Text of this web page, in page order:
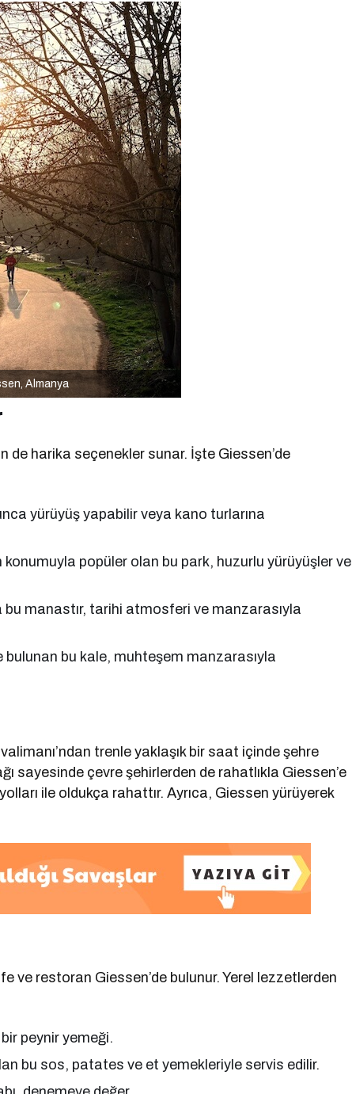
Almanya
de harika seçenekler sunar. İşte Giessen’de
yürüyüş yapabilir veya kano turlarına
konumuyla popüler olan bu park, huzurlu yürüyüşler ve
bu manastır, tarihi atmosferi ve manzarasıyla
bulunan bu kale, muhteşem manzarasıyla
trenle yaklaşık bir saat içinde şehre
sayesinde çevre şehirlerden de rahatlıkla Giessen’e
ile oldukça rahattır. Ayrıca, Giessen yürüyerek
ve restoran Giessen’de bulunur. Yerel lezzetlerden
peynir yemeği.
bu sos, patates ve et yemekleriyle servis edilir.